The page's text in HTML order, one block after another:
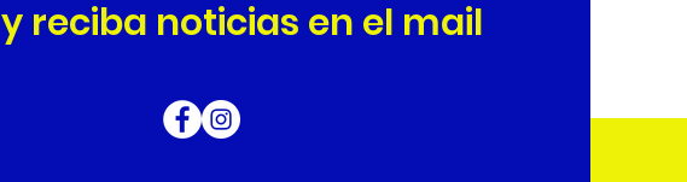
y reciba noticias en el mail